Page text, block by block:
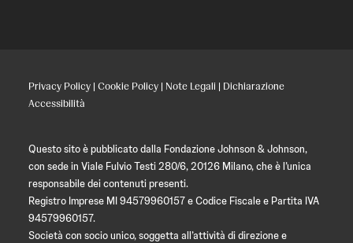
Privacy Policy | Cookie Policy | Note Legali | Dichiarazione
Accessibilità
Questo sito è pubblicato dalla Fondazione Johnson & Johnson,
con sede in Viale Fulvio Testi 280/6, 20126 Milano, che è l’unica
responsabile dei contenuti presenti.
Registro Imprese MI 94579960157 e Codice Fiscale e Partita IVA
94579960157.
Società con socio unico, soggetta all’attività di direzione e